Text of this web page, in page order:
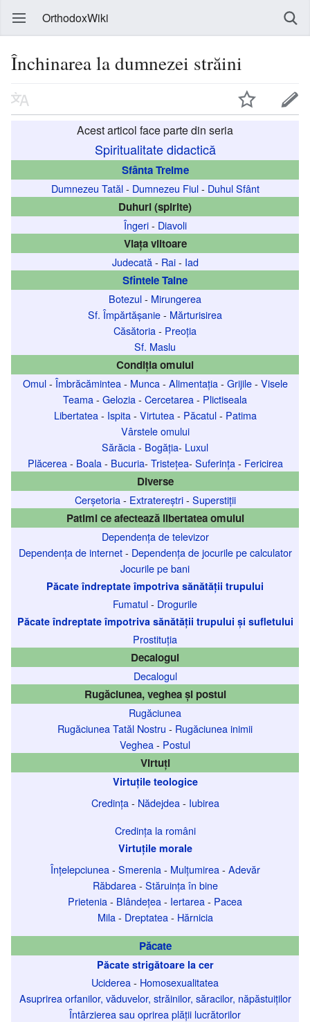
OrthodoxWiki
Închinarea la dumnezei străini
Acest articol face parte din seria
Spiritualitate didactică
Sfânta Treime
Dumnezeu Tatăl- Dumnezeu Fiul- Duhul Sfânt
Duhuri (spirite)
Îngeri- Diavoli
Viața viitoare
Judecată- Rai- Iad
Sfintele Taine
Botezul- Mirungerea
Sf. Împărtășanie- Mărturisirea
Căsătoria- Preoția
Sf. Maslu
Condiția omului
Omul- Îmbrăcămintea- Munca- Alimentația- Grijile- Visele
Teama- Gelozia- Cercetarea- Plictiseala
Libertatea- Ispita- Virtutea- Păcatul- Patima
Vârstele omului
Sărăcia- Bogăția- Luxul
Plăcerea- Boala- Bucuria- Tristețea- Suferința- Fericirea
Diverse
Cerșetoria- Extratereștri- Superstiții
Patimi ce afectează libertatea omului
Dependența de televizor
Dependența de internet- Dependența de jocurile pe calculator
Jocurile pe bani
Păcate îndreptate împotriva sănătății trupului
Fumatul- Drogurile
Păcate îndreptate împotriva sănătății trupului și sufletului
Prostituția
Decalogul
Decalogul
Rugăciunea, veghea și postul
Rugăciunea
Rugăciunea Tatăl Nostru - Rugăciunea inimii
Veghea- Postul
Virtuți
Virtuțile teologice
Credința- Nădejdea- Iubirea
Credința la români
Virtuțile morale
Înțelepciunea- Smerenia- Mulțumirea- Adevăr
Răbdarea- Stăruința în bine
Prietenia- Blândețea- Iertarea- Pacea
Mila- Dreptatea- Hărnicia
Păcate
Păcate strigătoare la cer
Uciderea- Homosexualitatea
Asuprirea orfanilor, văduvelor, străinilor, săracilor, năpăstuiților
Întârzierea sau oprirea plății lucrătorilor